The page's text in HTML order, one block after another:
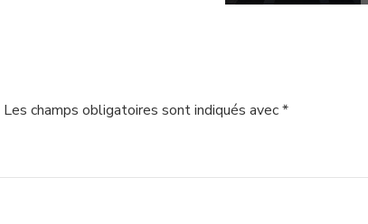
Les champs obligatoires sont indiqués avec*